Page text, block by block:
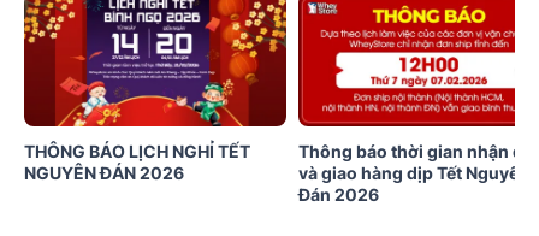
THÔNG BÁO LỊCH NGHỈ TẾT
NGUYÊN ĐÁN 2026
Thông báo thời gian nhận
và giao hàng dịp Tết Nguyên
Đán 2026